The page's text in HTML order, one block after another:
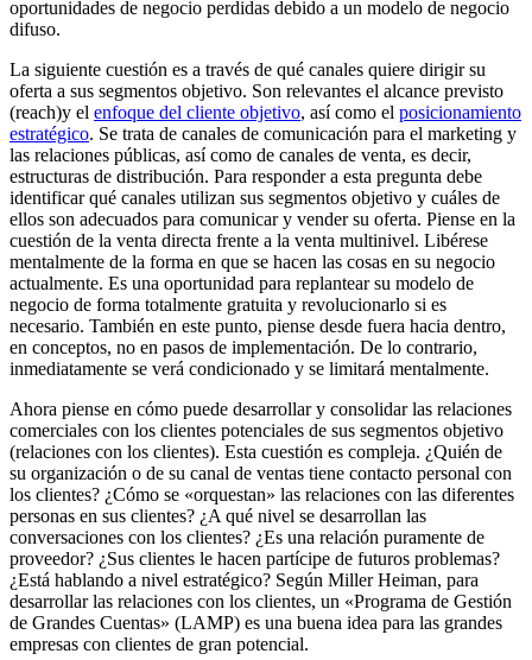
oportunidades de negocio perdidas debido a un modelo de negocio
difuso.
La siguiente cuestión es a través de qué canales quiere dirigir su
oferta a sus segmentos objetivo. Son relevantes el alcance previsto
(reach)y el enfoque del cliente objetivo, así como el posicionamiento
estratégico. Se trata de canales de comunicación para el marketing y
las relaciones públicas, así como de canales de venta, es decir,
estructuras de distribución. Para responder a esta pregunta debe
identificar qué canales utilizan sus segmentos objetivo y cuáles de
ellos son adecuados para comunicar y vender su oferta. Piense en la
cuestión de la venta directa frente a la venta multinivel. Libérese
mentalmente de la forma en que se hacen las cosas en su negocio
actualmente. Es una oportunidad para replantear su modelo de
negocio de forma totalmente gratuita y revolucionarlo si es
necesario. También en este punto, piense desde fuera hacia dentro,
en conceptos, no en pasos de implementación. De lo contrario,
inmediatamente se verá condicionado y se limitará mentalmente.
Ahora piense en cómo puede desarrollar y consolidar las relaciones
comerciales con los clientes potenciales de sus segmentos objetivo
(relaciones con los clientes). Esta cuestión es compleja. ¿Quién de
su organización o de su canal de ventas tiene contacto personal con
los clientes? ¿Cómo se «orquestan» las relaciones con las diferentes
personas en sus clientes? ¿A qué nivel se desarrollan las
conversaciones con los clientes? ¿Es una relación puramente de
proveedor? ¿Sus clientes le hacen partícipe de futuros problemas?
¿Está hablando a nivel estratégico? Según Miller Heiman, para
desarrollar las relaciones con los clientes, un «Programa de Gestión
de Grandes Cuentas» (LAMP) es una buena idea para las grandes
empresas con clientes de gran potencial.